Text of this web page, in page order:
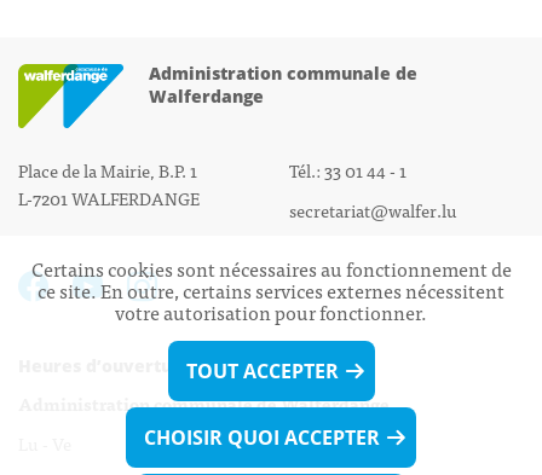
Administration communale de
Walferdange
Place de la Mairie, B.P. 1
L-7201 WALFERDANGE
Tél.: 33 01 44 - 1
secretariat@walfer.lu
Heures d’ouverture:
Administration communale de Walferdange
Lu - Ve 08h00 - 11h30
Certains cookies sont nécessaires au fonctionnement de
ce site. En outre, certains services externes nécessitent
votre autorisation pour fonctionner.
TOUT ACCEPTER
CHOISIR QUOI ACCEPTER